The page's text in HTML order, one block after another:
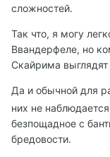
сложностей.
Так что, я могу
Ввандерфеле, но
Скайрима
Да и обычной для
них не
безпощадное с
бредовости.